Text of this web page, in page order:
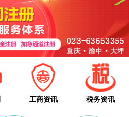
工商资讯 税务资讯